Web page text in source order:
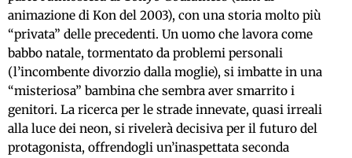
animazione di Kon del 2003), con una storia molto più
“privata” delle precedenti. Un uomo che lavora come
babbo natale, tormentato da problemi personali
(l’incombente divorzio dalla moglie), si imbatte in una
“misteriosa” bambina che sembra aver smarrito i
genitori. La ricerca per le strade innevate, quasi irreali
alla luce dei neon, si rivelerà decisiva per il futuro del
protagonista, offrendogli un’inaspettata seconda